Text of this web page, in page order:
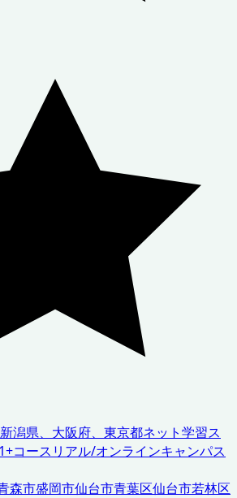
潟県、大阪府、東京都ネット学習ス
コース リアル/オンラインキャンパス
森市盛岡市仙台市青葉区仙台市若林区